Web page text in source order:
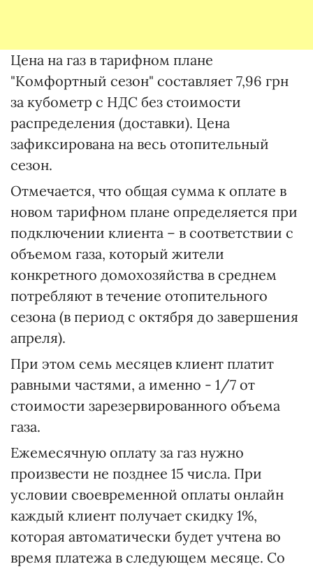
Цена на газ в тарифном плане
"Комфортный сезон" составляет 7,96 грн
за кубометр с НДС без стоимости
распределения (доставки). Цена
зафиксирована на весь отопительный
сезон.
Отмечается, что общая сумма к оплате в
новом тарифном плане определяется при
подключении клиента – в соответствии с
объемом газа, который жители
конкретного домохозяйства в среднем
потребляют в течение отопительного
сезона (в период с октября до завершения
апреля).
При этом семь месяцев клиент платит
равными частями, а именно - 1/7 от
стоимости зарезервированного объема
газа.
Ежемесячную оплату за газ нужно
произвести не позднее 15 числа. При
условии своевременной оплаты онлайн
каждый клиент получает скидку 1%,
которая автоматически будет учтена во
время платежа в следующем месяце. Со